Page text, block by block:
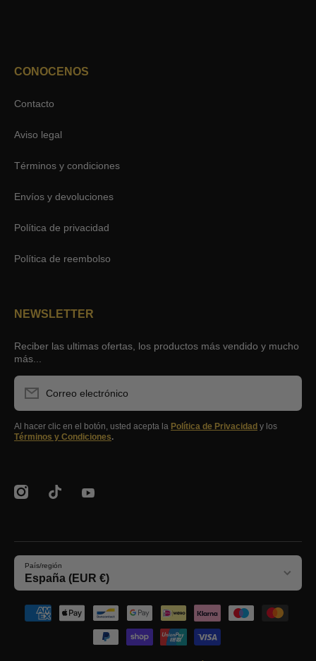
CONOCENOS
Contacto
Aviso legal
Términos y condiciones
Envíos y devoluciones
Política de privacidad
Política de reembolso
NEWSLETTER
Reciber las ultimas ofertas, los productos más vendido y mucho
más...
Correo electrónico
Al hacer clic en el botón, usted acepta la Política de Privacidad y los
Términos y Condiciones.
instagramcom/clubstockers/
tiktokcom/@stockerssupplier
youtubecom/@stockersEcommerce
País/región
España (EUR €)
Formas de pago